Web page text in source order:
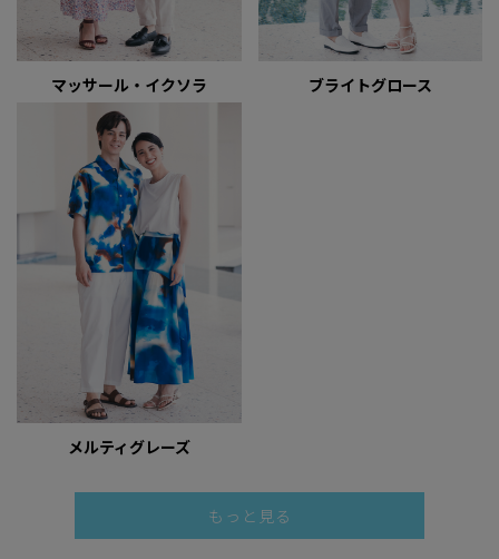
マッサール・イクソラ ブライトグロース
メルティグレーズ
もっと見る